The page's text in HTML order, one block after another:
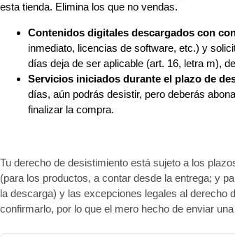
esta tienda. Elimina los que no vendas.
Contenidos digitales descargados con
inmediato, licencias de software, etc.) y
días deja de ser aplicable (art. 16, letra m),
Servicios iniciados durante el plazo de
días, aún podrás desistir, pero deberás
finalizar la compra.
Tu derecho de desistimiento está sujeto a los
(para los productos, a contar desde la entrega; y
la descarga) y las excepciones legales al derecho
confirmarlo, por lo que el mero hecho de enviar